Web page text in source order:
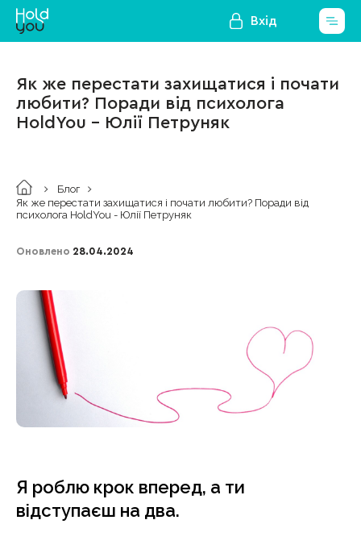
Вхід
Як же перестати захищатися і почати
любити? Поради від психолога
HoldYou - Юлії Петруняк
Блог
Як же перестати захищатися і почати любити? Поради від
психолога HoldYou - Юлії Петруняк
Оновлено 28.04.2024
Я роблю крок вперед, а ти
відступаєш на два.